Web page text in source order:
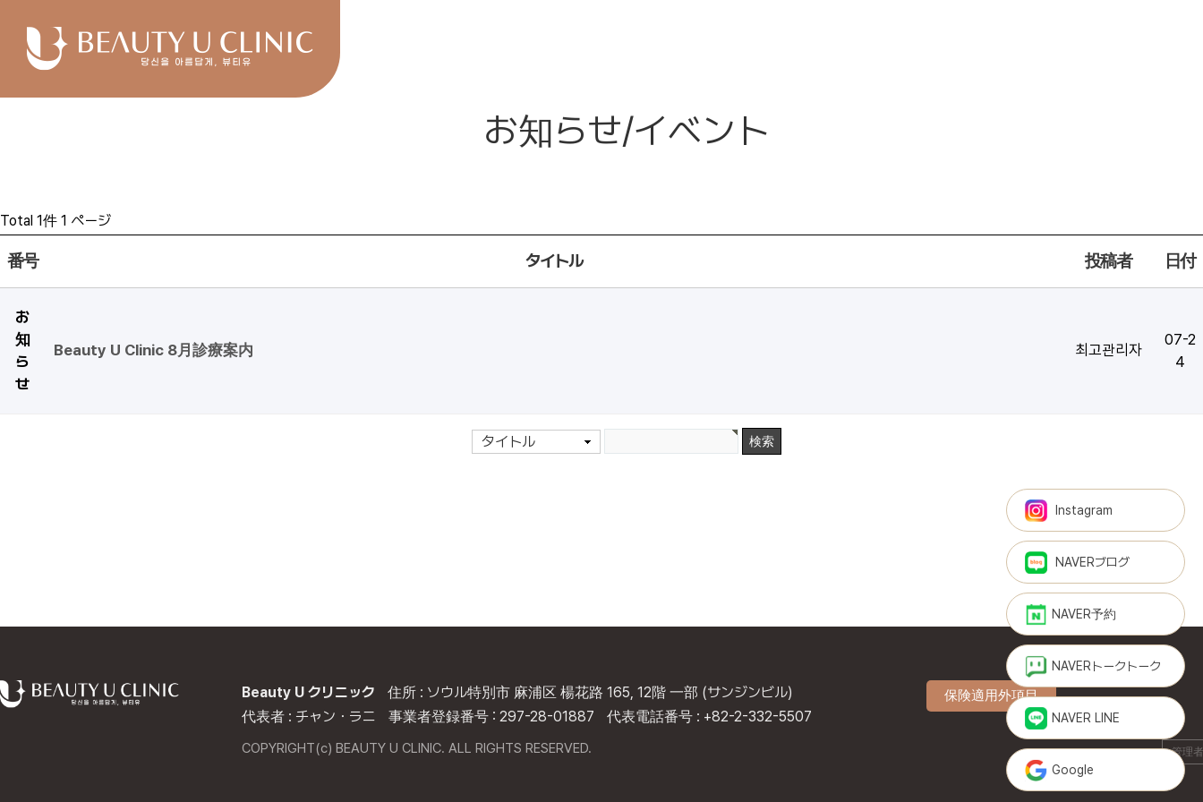
お知らせ/イベント
Total 1件 1 ページ
番号 タイトル 投稿者 日付
お
知
ら
せ
Beauty U Clinic 8月診療案内 최고관리자
07-2
4
タイトル
Beauty U クリニック
住所 : ソウル特別市 麻浦区 楊花路 165, 12階 一部 (サンジンビル)
代表者 : チャン・ラニ
事業者登録番号 : 297-28-01887 代表電話番号 : +82-2-332-5507
COPYRIGHT(c) BEAUTY U CLINIC. ALL RIGHTS RESERVED.
保険適用外項目
管理
Instagram
NAVERブログ
NAVER予約
NAVERトークトーク
NAVER LINE
Google